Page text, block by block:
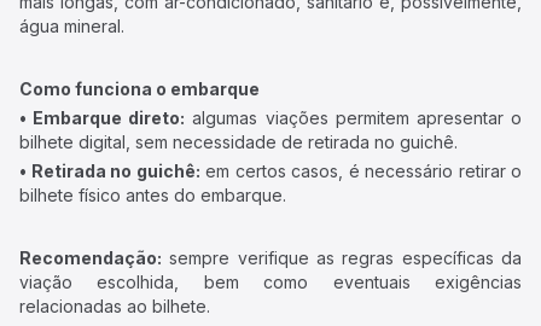
água mineral.
Como funciona o embarque
• Embarque direto: algumas viações permitem apresentar o
bilhete digital, sem necessidade de retirada no guichê.
• Retirada no guichê: em certos casos, é necessário retirar o
bilhete físico antes do embarque.
Recomendação: sempre verifique as regras específicas da
viação escolhida, bem como eventuais exigências
relacionadas ao bilhete.